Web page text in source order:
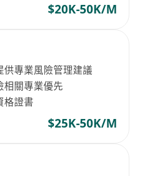
$20K-50K/M
專業風險管理建議
相關專業優先
格證書
$25K-50K/M